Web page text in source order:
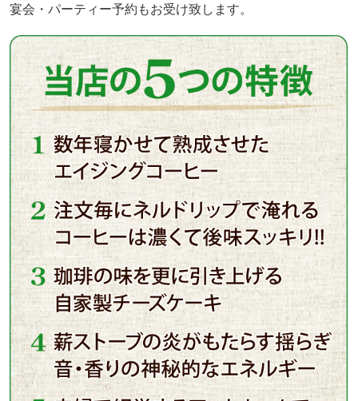
宴会・パーティー予約もお受け致します。